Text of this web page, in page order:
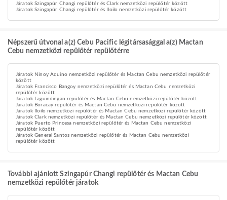
Járatok Szingapúr Changi repülőtér és Clark nemzetközi repülőtér között
Járatok Szingapúr Changi repülőtér és Iloilo nemzetközi repülőtér között
Népszerű útvonal a(z) Cebu Pacific légitársasággal a(z) Mactan
Cebu nemzetközi repülőtér repülőtérre
Járatok Ninoy Aquino nemzetközi repülőtér és Mactan Cebu nemzetközi repülőtér
között
Járatok Francisco Bangoy nemzetközi repülőtér és Mactan Cebu nemzetközi
repülőtér között
Járatok Laguindingan repülőtér és Mactan Cebu nemzetközi repülőtér között
Járatok Boracay repülőtér és Mactan Cebu nemzetközi repülőtér között
Járatok Iloilo nemzetközi repülőtér és Mactan Cebu nemzetközi repülőtér között
Járatok Clark nemzetközi repülőtér és Mactan Cebu nemzetközi repülőtér között
Járatok Puerto Princesa nemzetközi repülőtér és Mactan Cebu nemzetközi
repülőtér között
Járatok General Santos nemzetközi repülőtér és Mactan Cebu nemzetközi
repülőtér között
További ajánlott Szingapúr Changi repülőtér és Mactan Cebu
nemzetközi repülőtér járatok